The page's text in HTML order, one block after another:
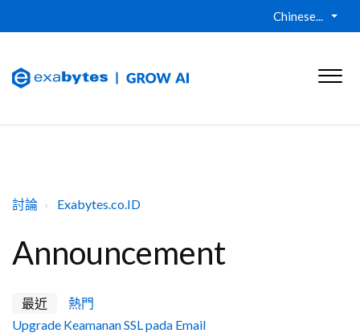
Chinese...
討論 Exabytes.co.ID
Announcement
最近
熱門
Upgrade Keamanan SSL pada Email